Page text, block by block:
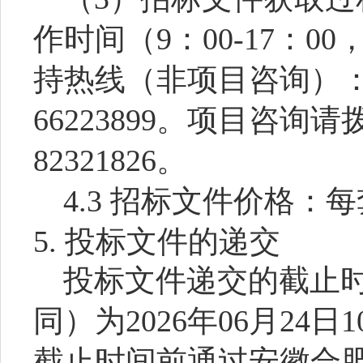
作时间（9 ： 00-17 ： 00
持热线（非项目咨询）
66223899。项目咨询请
82321826。
4.3招标文件价格：
5. 投标文件的递交
投标文件递交的截止
同）为2026年06月 24日